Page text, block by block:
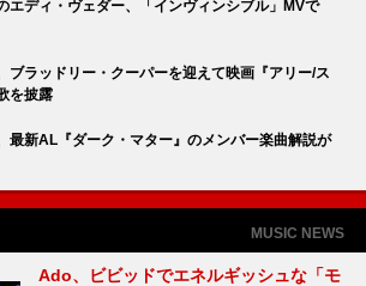
エディ・ヴェダー、「インヴィンシブル」MVで
ブラッドリー・クーパーを迎えて映画『アリー/ス
を披露
最新AL『ダーク・マター』のメンバー楽曲解説が
MUSIC NEWS
Ado、ビビッドでエネルギッシュな「モ